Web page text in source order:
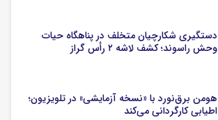
دستگیری شکارچیان متخلف در پناهگاه حیات
وحش راسوند؛ کشف لاشه ۲ رأس گراز
هومن برق‌نورد با «نسخه آزمایشی» در تلویزیون؛
اطیابی کارگردانی می‌کند